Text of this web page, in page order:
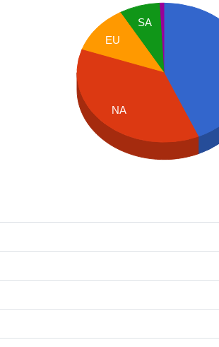
SA
EU
NA